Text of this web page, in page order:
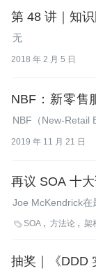
第 48 讲｜知
无
2018 年 2 月 5 日
NBF：新零售
践
NBF（New-Retail
在为生态伙伴提
计和深度实践。作
发，作为核心研发
演进。从 2016 年
较完整的服务开放
2019 年 11 月 21 日
再议 SOA 十
Joe McKendrick在
ebizQ"SOA In
SOA 方法论 架
抽奖｜《DDD